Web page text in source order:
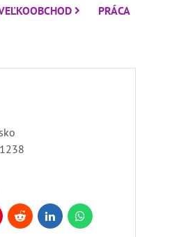
PRÁCA
Reddit LinkedInWhatsApp